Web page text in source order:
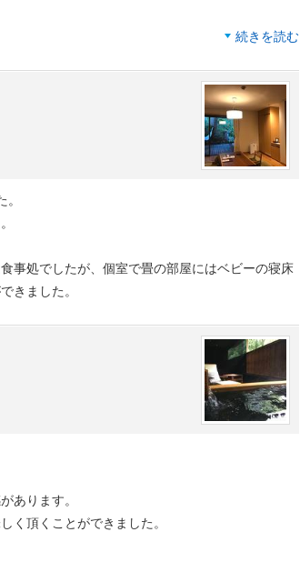
局入りませんでした。
亭で頂く日本懐石料理も素晴らしかったです。
続きを読む
事処でしたが、個室で畳の部屋にはベビーの寝床
きました。
あります。
く頂くことができました。